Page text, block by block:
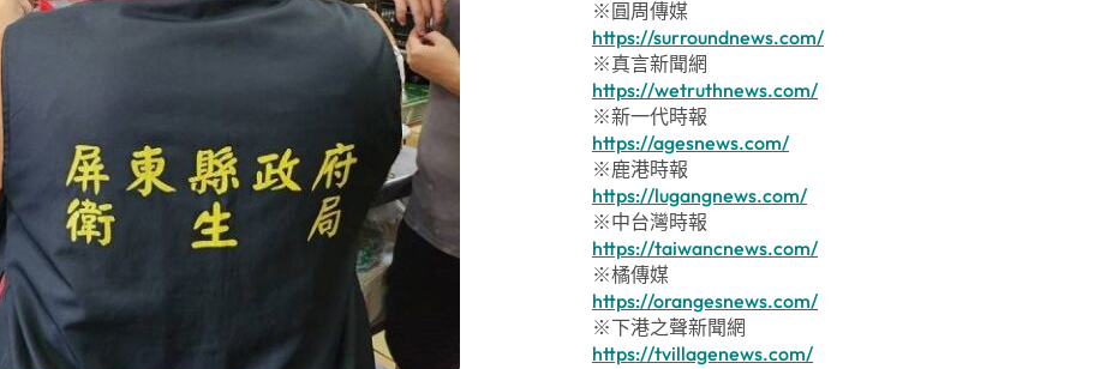
※圓周傳媒
https://surroundnews.com/
※真言新聞網
https://wetruthnews.com/
※新一代時報
https://agesnews.com/
※鹿港時報
https://lugangnews.com/
※中台灣時報
https://taiwancnews.com/
※橘傳媒
https://orangesnews.com/
※下港之聲新聞網
https://tvillagenews.com/